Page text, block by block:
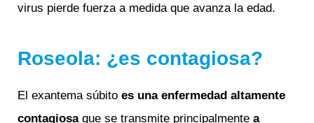
virus pierde fuerza a medida que avanza la edad.
Roseola: ¿es contagiosa?
El exantema súbito es una enfermedad altamente
contagiosaque se transmite principalmente a